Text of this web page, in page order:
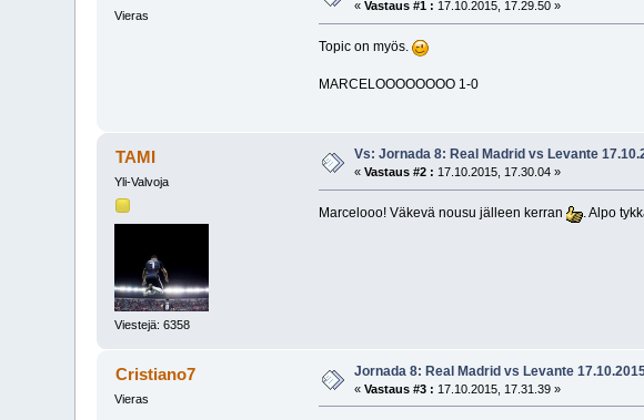
Vieras
«Vastaus #1 : 17.10.2015, 17.29.50 »
Topic on myös.
MARCELOOOOOOOO 1-0
TAMI
Yli-Valvoja
Viestejä: 6358
Vs: Jornada 8: Real Madrid vs Levante
«Vastaus #2 : 17.10.2015, 17.30.04 »
Marcelooo! Väkevä nousu jälleen kerran . Alpo
Cristiano7
Vieras
Jornada 8: Real Madrid vs Levante
«Vastaus #3 : 17.10.2015, 17.31.39 »